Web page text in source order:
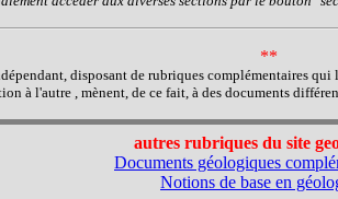
**
disposant de rubriques complémentaires
à l'autre , mènent, de ce fait, à des documents
autres rubriques du site
Documents géologiques
Notions de base en